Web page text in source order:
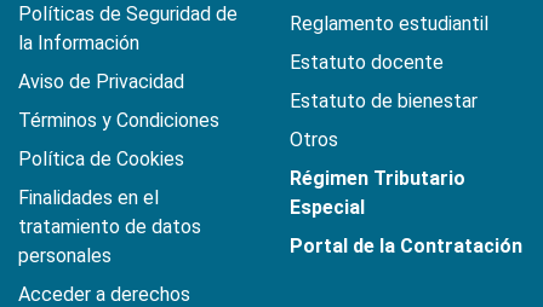
Políticas de Seguridad de
la Información
Aviso de Privacidad
Términos y Condiciones
Política de Cookies
Finalidades en el
tratamiento de datos
personales
Acceder a derechos
Reglamento estudiantil
Estatuto docente
Estatuto de bienestar
Otros
Régimen Tributario
Especial
Portal de la Contratación